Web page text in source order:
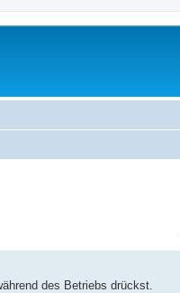
des Betriebs drückst.